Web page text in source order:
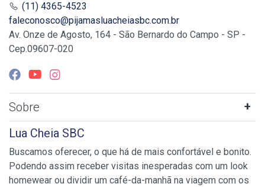
(11) 4365-4523
faleconosco@pijamasluacheiasbc.com.br
Av. Onze de Agosto, 164 - São Bernardo do Campo - SP -
Cep.09607-020
Sobre
Lua Cheia SBC
Buscamos oferecer, o que há de mais confortável e bonito.
Podendo assim receber visitas inesperadas com um look
homewear ou dividir um café-da-manhã na viagem com os